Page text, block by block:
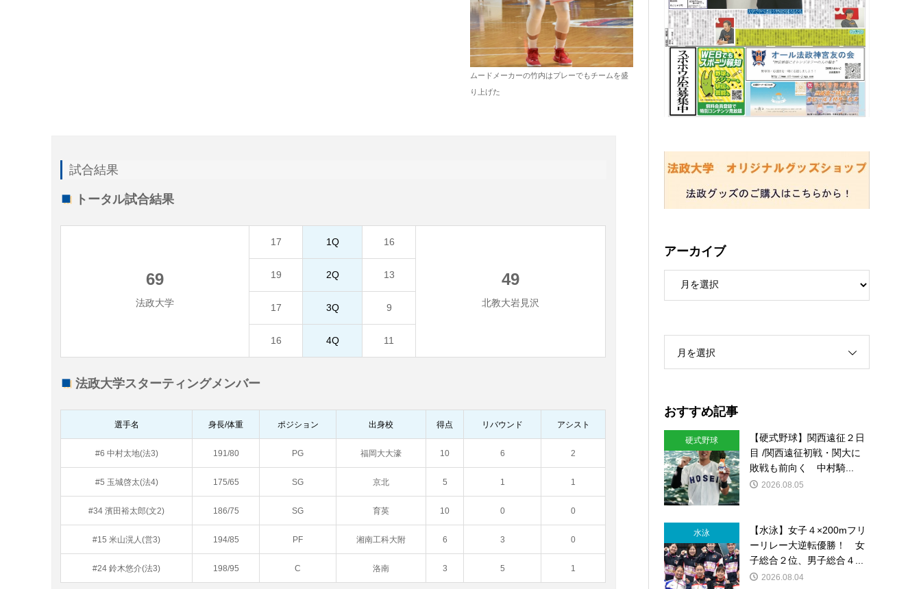
ムードメーカーの竹内はプレーでもチームを盛
り上げた
試合結果
トータル試合結果
69
法政大学
17 1Q 16
49
北教大岩見沢
19 2Q 13
17 3Q 9
16 4Q 11
法政大学スターティングメンバー
選手名 身長/体重 ポジション 出身校 得点 リバウンド アシスト
#6 中村太地(法3) 191/80 PG 福岡大大濠 10 6 2
#5 玉城啓太(法4) 175/65 SG 京北 5 1 1
#34 濱田裕太郎(文2) 186/75 SG 育英 10 0 0
#15 米山滉人(営3) 194/85 PF 湘南工科大附 6 3 0
#24 鈴木悠介(法3) 198/95 C 洛南 3 5 1
アーカイブ
月を選択
おすすめ記事
硬式野球
【硬式野球】関西遠征２日
目 /関西遠征初戦・関大に
敗戦も前向く 中村騎...
2026.08.05
水泳
【水泳】女子４×200mフリ
ーリレー大逆転優勝！ 女
子総合２位、男子総合４...
2026.08.04